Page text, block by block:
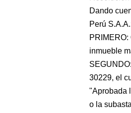
Dando
Perú
inmueble
30229, el
"Aprobada
o la